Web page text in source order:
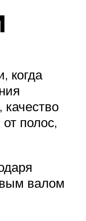
когда
качество
полос,
валом